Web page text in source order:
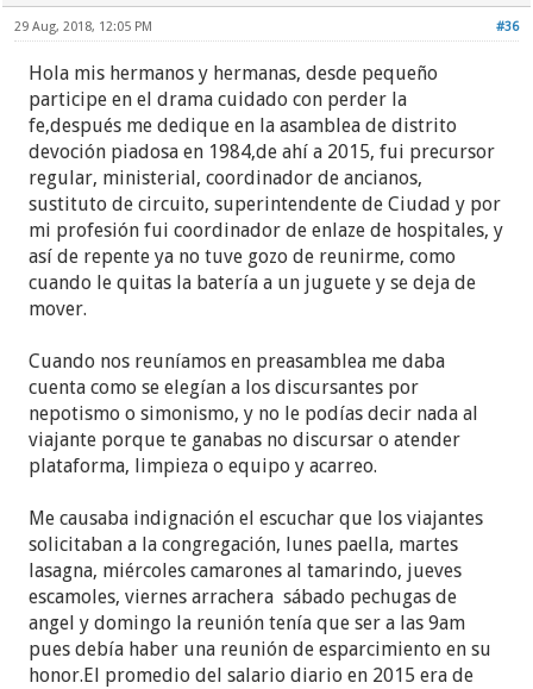
#36
29 Aug, 2018, 12:05 PM
Hola mis hermanos y hermanas, desde pequeño
participe en el drama cuidado con perder la
fe,después me dedique en la asamblea de distrito
devoción piadosa en 1984,de ahí a 2015, fui precursor
regular, ministerial, coordinador de ancianos,
sustituto de circuito, superintendente de Ciudad y por
mi profesión fui coordinador de enlaze de hospitales, y
así de repente ya no tuve gozo de reunirme, como
cuando le quitas la batería a un juguete y se deja de
mover.
Cuando nos reuníamos en preasamblea me daba
cuenta como se elegían a los discursantes por
nepotismo o simonismo, y no le podías decir nada al
viajante porque te ganabas no discursar o atender
plataforma, limpieza o equipo y acarreo.
Me causaba indignación el escuchar que los viajantes
solicitaban a la congregación, lunes paella, martes
lasagna, miércoles camarones al tamarindo, jueves
escamoles, viernes arrachera sábado pechugas de
angel y domingo la reunión tenía que ser a las 9am
pues debía haber una reunión de esparcimiento en su
honor.El promedio del salario diario en 2015 era de